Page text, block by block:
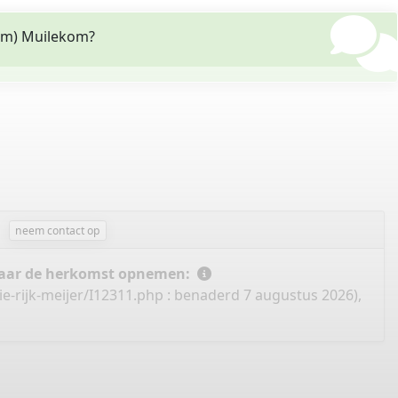
Muilekom?
neem contact op
de herkomst opnemen:
rijk-meijer/I12311.php : benaderd 7 augustus 2026),